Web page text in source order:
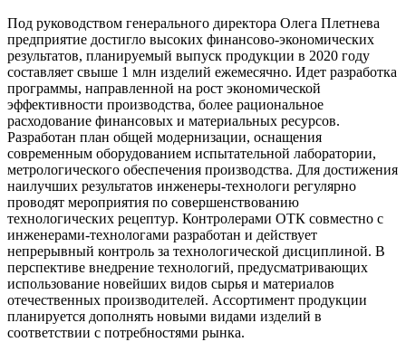
Под руководством генерального директора Олега Плетнева
предприятие достигло высоких финансово-экономических
результатов, планируемый выпуск продукции в 2020 году
составляет свыше 1 млн изделий ежемесячно. Идет разработка
программы, направленной на рост экономической
эффективности производства, более рациональное
расходование финансовых и материальных ресурсов.
Разработан план общей модернизации, оснащения
современным оборудованием испытательной лаборатории,
метрологического обеспечения производства. Для достижения
наилучших результатов инженеры-технологи регулярно
проводят меро­­приятия по совершенствованию
технологических рецептур. Контролерами ОТК совместно с
инженерами-технологами разработан и действует
непрерывный контроль за технологической дисциплиной. В
перспективе внедрение технологий, предусматривающих
использование новейших видов сырья и материалов
отечественных производителей. Ассортимент продукции
планируется дополнять новыми видами изделий в
соответствии с потребностями рынка.